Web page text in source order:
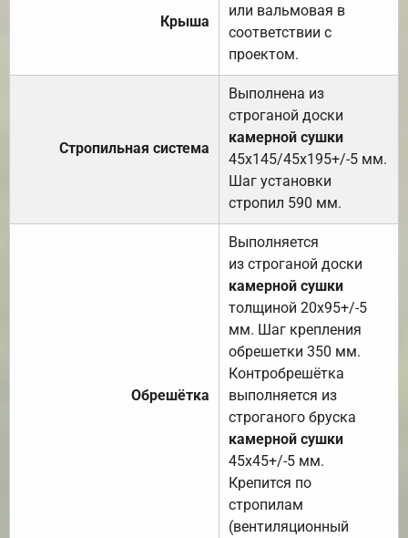
Крыша
или вальмовая в
соответствии с
проектом.
Стропильная система
Выполнена из
строганой доски
камерной сушки
45х145/45х195+/-5 мм.
Шаг установки
стропил 590 мм.
Обрешётка
Выполняется
из строганой доски
камерной сушки
толщиной 20х95+/-5
мм. Шаг крепления
обрешетки 350 мм.
Контробрешётка
выполняется из
строганого бруска
камерной сушки
45х45+/-5 мм.
Крепится по
стропилам
(вентиляционный